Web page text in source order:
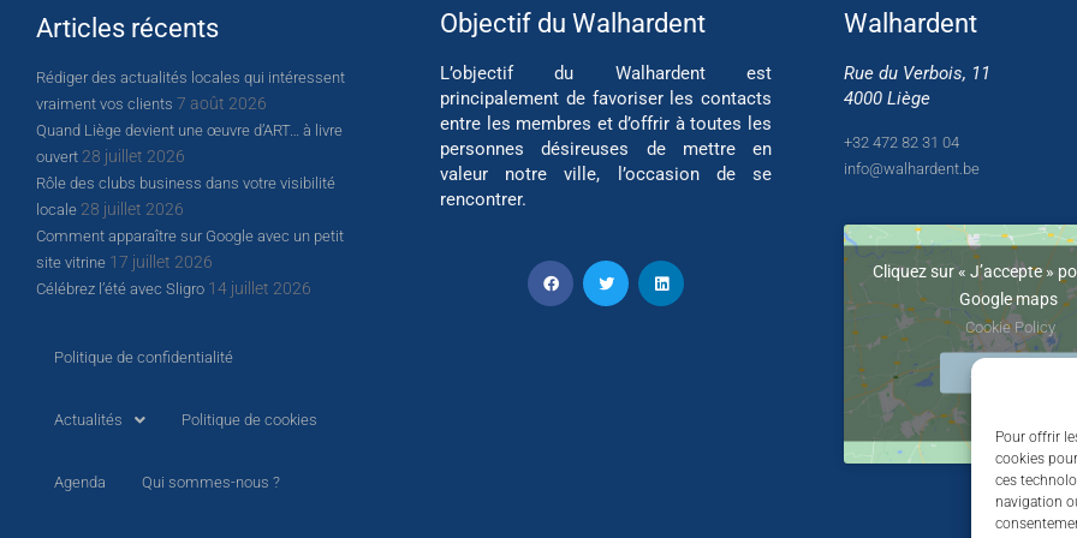
Pour offrir
cookies
ces
navigation
Articles récents
Rédiger des actualités locales qui intéressent
vraiment vos clients 7 août 2026
Quand Liège devient une œuvre d’ART… à livre
ouvert 28 juillet 2026
Rôle des clubs business dans votre visibilité
locale 28 juillet 2026
Comment apparaître sur Google avec un petit
site vitrine 17 juillet 2026
Célébrez l’été avec Sligro 14 juillet 2026
Politique de confidentialité
Actualités Politique de cookies
Agenda Qui sommes-nous ?
Objectif du Walhardent
L’objectif du Walhardent est
principalement de favoriser les contacts
entre les membres et d’offrir à toutes les
personnes désireuses de mettre en
valeur notre ville, l’occasion de se
rencontrer.
Walhardent
Rue du Verbois, 11
4000 Liège
+32 472 82 31 04
info@walhardent.be
Cliquez sur « J’accepte »
Google maps
Cookie Policy
J’accepte